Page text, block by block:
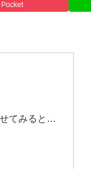
Pocket
てみると…